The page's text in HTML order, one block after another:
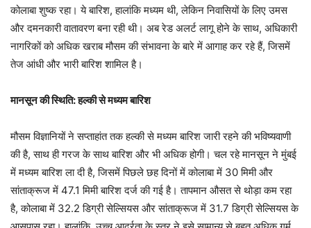
कोलाबा शुष्क रहा। ये बारिश, हालांकि मध्यम थी, लेकिन निवासियों के लिए उमस
और दमनकारी वातावरण बना रही थी। अब रेड अलर्ट लागू होने के साथ, अधिकारी
नागरिकों को अधिक खराब मौसम की संभावना के बारे में आगाह कर रहे हैं, जिसमें
तेज आंधी और भारी बारिश शामिल है।
मानसून की स्थिति: हल्की से मध्यम बारिश
मौसम विज्ञानियों ने सप्ताहांत तक हल्की से मध्यम बारिश जारी रहने की भविष्यवाणी
की है, साथ ही गरज के साथ बारिश और भी अधिक होगी। चल रहे मानसून ने मुंबई
में मध्यम बारिश ला दी है, जिसमें पिछले छह दिनों में कोलाबा में 30 मिमी और
सांताक्रूज में 47.1 मिमी बारिश दर्ज की गई है। तापमान औसत से थोड़ा कम रहा
है, कोलाबा में 32.2 डिग्री सेल्सियस और सांताक्रूज में 31.7 डिग्री सेल्सियस के